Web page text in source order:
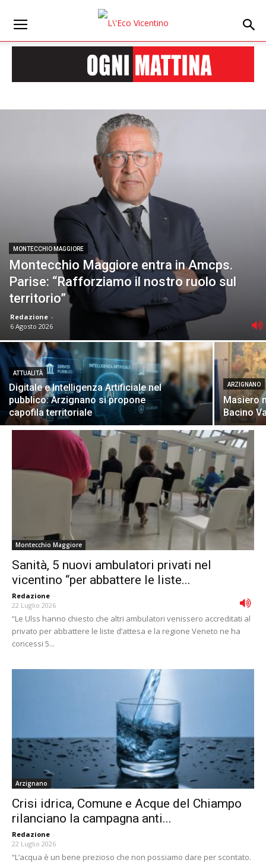
MONTECCHIO MAGGIORE
Montecchio Maggiore entra in Amcps.
Parise: “Rafforziamo il nostro ruolo sul
territorio”
Redazione -
6 Agosto 2026
ATTUALITÀ
Digitale e Intelligenza Artificiale nel
pubblico: Arzignano si propone
capofila territoriale
ARZIGNANO
Masiero
Bacino
Montecchio Maggiore
Sanità, 5 nuovi ambulatori privati nel
vicentino “per abbattere le liste...
Redazione -
22 Luglio 2026
“Le Ulss hanno chiesto che altri ambulatori venissero accreditati al
privato per abbattere le liste d’attesa e la regione Veneto ne ha
concessi 5...
Arzignano
Crisi idrica, Comune e Acque del Chiampo
rilanciano la campagna anti...
Redazione -
22 Luglio 2026
“L’acqua è un bene prezioso che non possiamo dare per scontato.